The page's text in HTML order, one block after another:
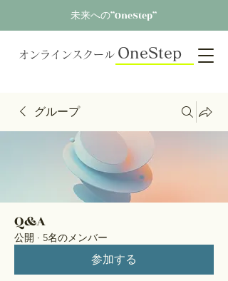
未来への”OneStep”
オンラインスクール OneStep
グループ
Q&A
公開 · 5名のメンバー
参加する